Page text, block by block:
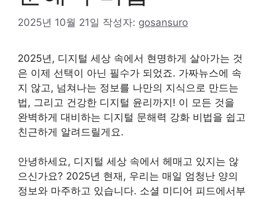
2025년 10월 21일 작성자: gosansuro
2025년, 디지털 세상 속에서 현명하게 살아가는 것
은 이제 선택이 아닌 필수가 되었죠. 가짜뉴스에 속
지 않고, 넘쳐나는 정보를 나만의 지식으로 만드는
법, 그리고 건강한 디지털 윤리까지! 이 모든 것을
완벽하게 대비하는 디지털 문해력 강화 비법을 쉽고
친근하게 알려드릴게요.
안녕하세요, 디지털 세상 속에서 헤매고 있지는 않
으신가요? 2025년 현재, 우리는 매일 엄청난 양의
정보와 마주하고 있습니다. 소셜 미디어 피드에서부